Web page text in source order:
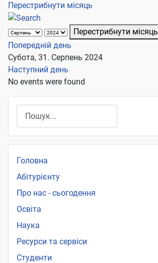
Перестрибнути місяць
Перестрибнути місяць
Попередній день
Субота, 31. Серпень 2024
Наступний день
No events were found
Головна
Абітурієнту
Про нас - сьогодення
Освіта
Наука
Ресурси та сервіси
Студенти